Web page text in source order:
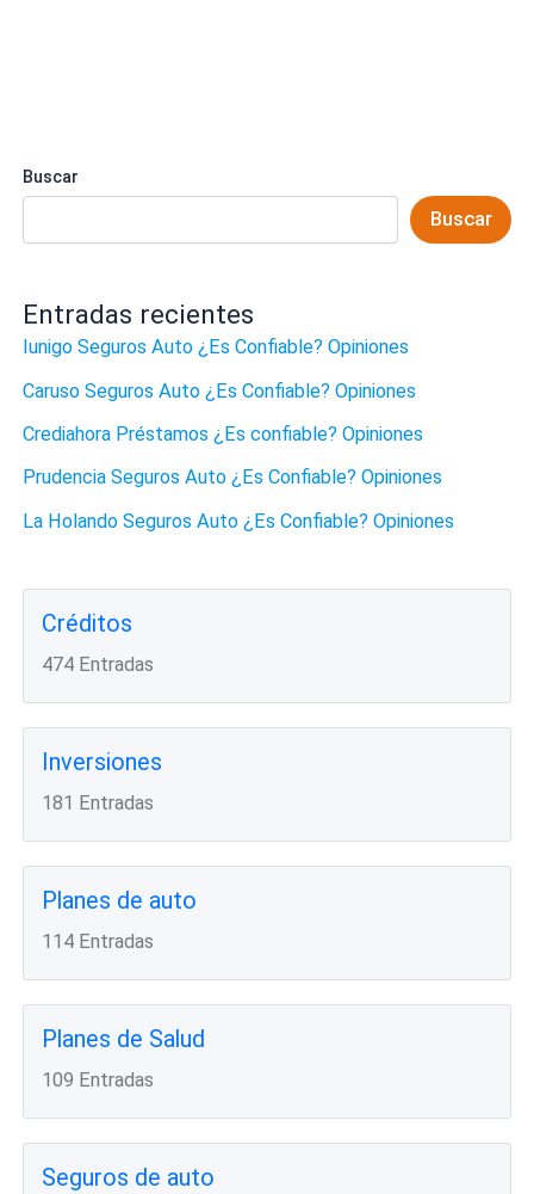
Buscar
Buscar
Entradas recientes
Iunigo Seguros Auto ¿Es Confiable? Opiniones
Caruso Seguros Auto ¿Es Confiable? Opiniones
Crediahora Préstamos ¿Es confiable? Opiniones
Prudencia Seguros Auto ¿Es Confiable? Opiniones
La Holando Seguros Auto ¿Es Confiable? Opiniones
Créditos
474 Entradas
Inversiones
181 Entradas
Planes de auto
114 Entradas
Planes de Salud
109 Entradas
Seguros de auto